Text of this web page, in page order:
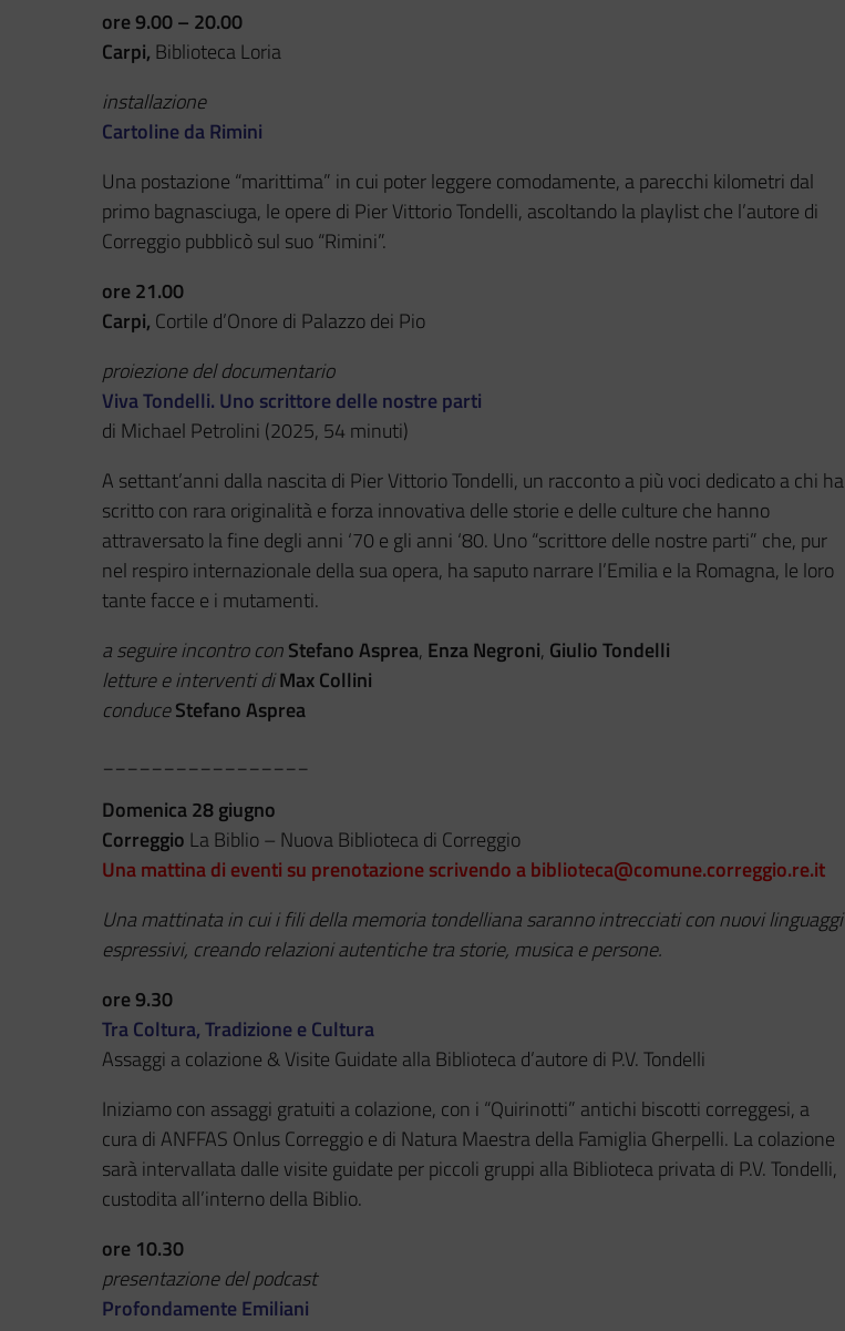
ore 9.00 – 20.00
Carpi, Biblioteca Loria
installazione
Cartoline da Rimini
Una postazione “marittima” in cui poter leggere comodamente, a parecchi kilometri dal
primo bagnasciuga, le opere di Pier Vittorio Tondelli, ascoltando la playlist che l’autore di
Correggio pubblicò sul suo “Rimini”.
ore 21.00
Carpi, Cortile d’Onore di Palazzo dei Pio
proiezione del documentario
Viva Tondelli. Uno scrittore delle nostre parti
di Michael Petrolini (2025, 54 minuti)
A settant’anni dalla nascita di Pier Vittorio Tondelli, un racconto a più voci dedicato a chi ha
scritto con rara originalità e forza innovativa delle storie e delle culture che hanno
attraversato la fine degli anni ‘70 e gli anni ‘80. Uno “scrittore delle nostre parti” che, pur
nel respiro internazionale della sua opera, ha saputo narrare l’Emilia e la Romagna, le loro
tante facce e i mutamenti.
a seguire incontro conStefano Asprea, Enza Negroni, Giulio Tondelli
letture e interventi diMax Collini
conduceStefano Asprea
Domenica 28 giugno
Correggio La Biblio – Nuova Biblioteca di Correggio
Una mattina di eventi su prenotazione scrivendo a biblioteca@comune.correggio.re.it
Una mattinata in cui i fili della memoria tondelliana saranno intrecciati con nuovi linguaggi
espressivi, creando relazioni autentiche tra storie, musica e persone.
ore 9.30
Tra Coltura, Tradizione e Cultura
Assaggi a colazione & Visite Guidate alla Biblioteca d’autore di P.V. Tondelli
Iniziamo con assaggi gratuiti a colazione, con i “Quirinotti” antichi biscotti correggesi, a
cura di ANFFAS Onlus Correggio e di Natura Maestra della Famiglia Gherpelli. La colazione
sarà intervallata dalle visite guidate per piccoli gruppi alla Biblioteca privata di P.V. Tondelli,
custodita all’interno della Biblio.
ore 10.30
presentazione del podcast
Profondamente Emiliani